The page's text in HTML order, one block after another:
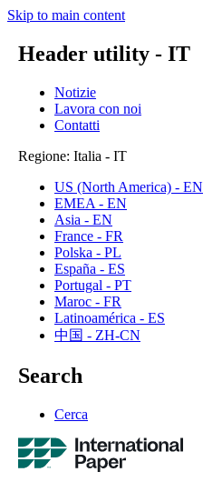
Skip to main content
Header utility - IT
Notizie
Lavora con noi
Contatti
Regione: Italia - IT
US (North America) - EN
EMEA - EN
Asia - EN
France - FR
Polska - PL
España - ES
Portugal - PT
Maroc - FR
Latinoamérica - ES
中国 - ZH-CN
Search
Cerca